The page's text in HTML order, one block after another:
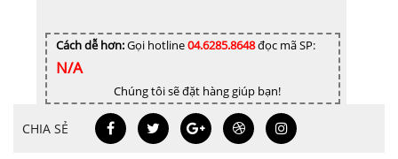
Mũi
Nhọn
TD8114
Cách dễ hơn:Gọi hotline04.6285.8648đọc mã SP:
N/A
Chúng tôi sẽ đặt hàng giúp bạn!
CHIA SẺ